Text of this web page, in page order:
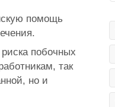
помощь
побочных
так
но и